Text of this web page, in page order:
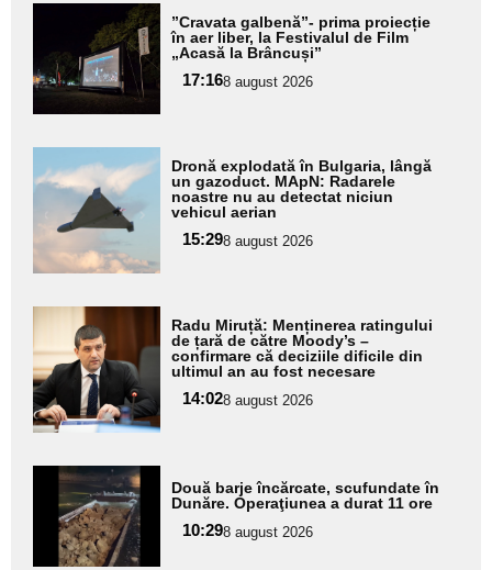
Adaugă
aici textul
pentru
subtitlu
”Cravata galbenă”- prima proiecție
în aer liber, la Festivalul de Film
„Acasă la Brâncuși”
17:168 august 2026
Adaugă
aici textul
pentru
subtitlu
Dronă explodată în Bulgaria, lângă
un gazoduct. MApN: Radarele
noastre nu au detectat niciun
vehicul aerian
15:298 august 2026
Adaugă
aici textul
pentru
subtitlu
Radu Miruță: Menținerea ratingului
de țară de către Moody’s –
confirmare că deciziile dificile din
ultimul an au fost necesare
14:028 august 2026
Adaugă
aici textul
pentru
subtitlu
Două barje încărcate, scufundate în
Dunăre. Operaţiunea a durat 11 ore
10:298 august 2026